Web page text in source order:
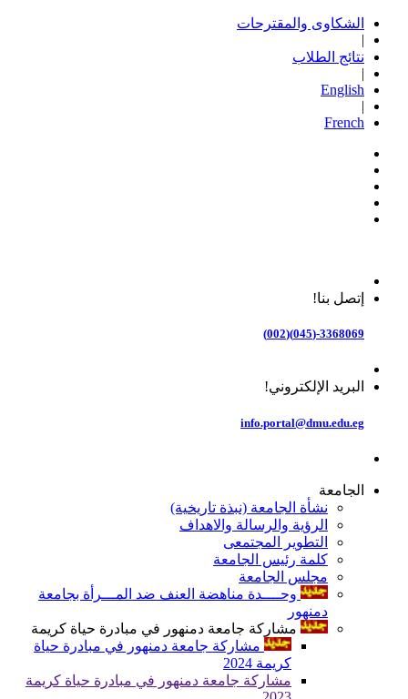
الشكاوى والمقترحات
|
نتائج الطلاب
|
English
|
French
إتصل بنا!
3368069-(045)(002)
البريد الإلكتروني!
info.portal@dmu.edu.eg
الجامعة
نشأة الجامعة (نبذة تاريخية)
الرؤية والرسالة والاهداف
التطوير المجتمعى
كلمة رئيس الجامعة
مجلس الجامعة
وحــــدة مناهضة العنف ضد المـــرأة بجامعة
دمنهور
مشاركة جامعة دمنهور في مبادرة حياة كريمة
مشاركة جامعة دمنهور في مبادرة حياة
كريمة 2024
مشاركة جامعة دمنهور في مبادرة حياة كريمة